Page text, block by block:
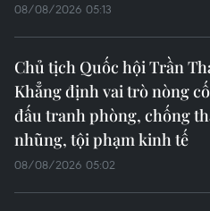
08/08/2026 05:13
Chủ tịch Quốc hội Trần
Khẳng định vai trò nòng
đấu tranh phòng, chống
nhũng, tội phạm kinh tế
08/08/2026 05:02